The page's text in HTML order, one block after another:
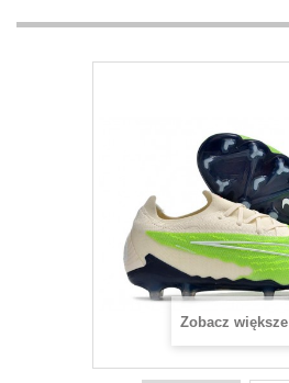
Zobacz większe